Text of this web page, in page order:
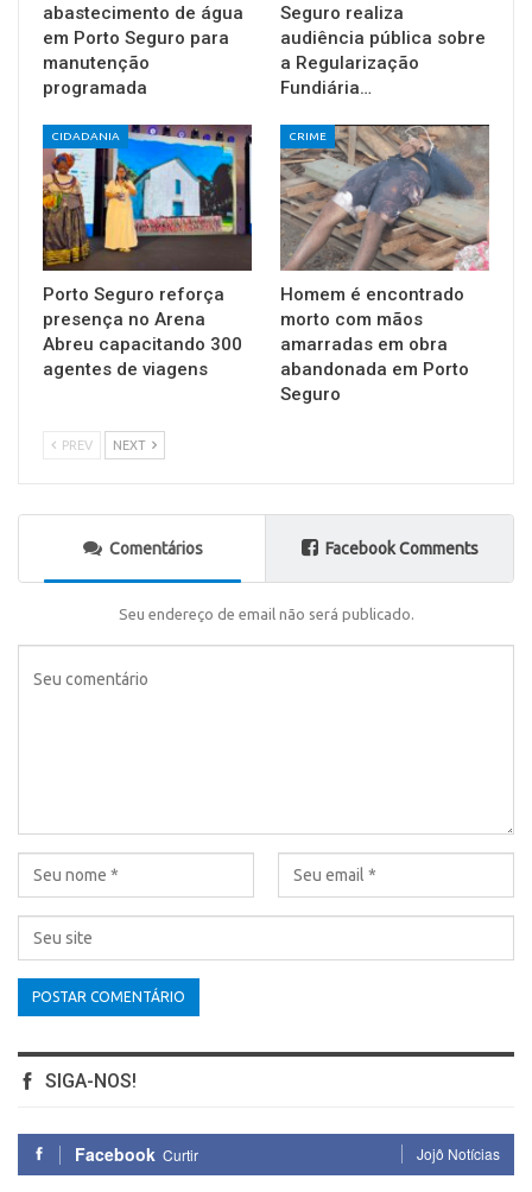
abastecimento de água
em Porto Seguro para
manutenção
programada
Seguro realiza
audiência pública sobre
a Regularização
Fundiária…
CIDADANIA
Porto Seguro reforça
presença no Arena
Abreu capacitando 300
agentes de viagens
CRIME
Homem é encontrado
morto com mãos
amarradas em obra
abandonada em Porto
Seguro
PREV NEXT
Comentários Facebook Comments
Seu endereço de email não será publicado.
SIGA-NOS!
Facebook Curtir Jojô Notícias